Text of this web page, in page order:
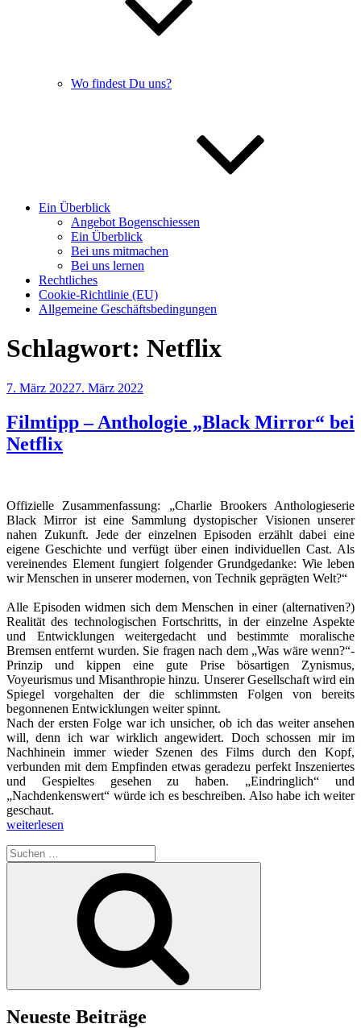
Wo findest Du uns?
Ein Überblick
Angebot Bogenschiessen
Ein Überblick
Bei uns mitmachen
Bei uns lernen
Rechtliches
Cookie-Richtlinie (EU)
Allgemeine Geschäftsbedingungen
Schlagwort: Netflix
Veröffentlicht
7. März 20227. März 2022
Filmtipp – Anthologie „Black Mirror“ bei
Netflix
Offizielle Zusammenfassung: „Charlie Brookers Anthologieserie
Black Mirror ist eine Sammlung dystopischer Visionen unserer
nahen Zukunft. Jede der einzelnen Episoden erzählt dabei eine
eigene Geschichte und verfügt über einen individuellen Cast. Als
vereinendes Element fungiert folgender Grundgedanke: Wie leben
wir Menschen in unserer modernen, von Technik geprägten Welt?“
Alle Episoden widmen sich dem Menschen in einer (alternativen?)
Realität des technologischen Fortschritts, in der einzelne Aspekte
und Entwicklungen weitergedacht und bestimmte moralische
Bremsen entfernt wurden. Sie fragen nach dem „Was wäre wenn?“-
Prinzip und kippen eine gute Prise bösartigen Zynismus,
Voyeurismus und Misanthropie hinzu. Unserer Gesellschaft wird ein
Spiegel vorgehalten der die schlimmsten Folgen von bereits
begonnenen Entwicklungen weiter spinnt.
Nach der ersten Folge war ich unsicher, ob ich das weiter ansehen
will, denn ich war wirklich angewidert. Doch schossen mir im
Nachhinein immer wieder Szenen des Films durch den Kopf,
verbunden mit dem Empfinden etwas geradezu perfekt Inszeniertes
und Gespieltes gesehen zu haben. „Eindringlich“ und
„Nachdenkenswert“ würde ich es beschreiben. Also habe ich weiter
geschaut.
„Filmtipp
Anthologie
„Black
weiterlesen
Suchen
nach:
Neueste Beiträge